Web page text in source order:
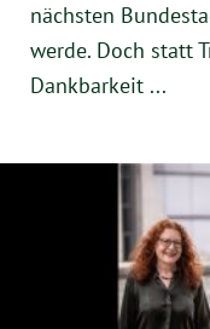
Instagram
nächsten
werde. Doch statt
Dankbarkeit ...